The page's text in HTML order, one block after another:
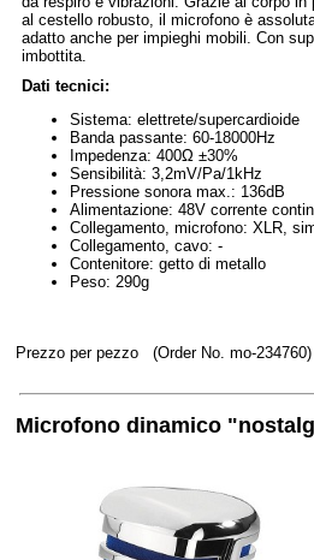
al cestello robusto, il microfono è
adatto anche per impieghi mobili. Con
imbottita.
Dati tecnici:
Sistema: elettrete/supercardioide
Banda passante: 60-18000Hz
Impedenza: 400Ω ±30%
Sensibilità: 3,2mV/Pa/1kHz
Pressione sonora max.: 136dB
Alimentazione: 48V corrente
Collegamento, microfono: XLR,
Collegamento, cavo: -
Contenitore: getto di metallo
Peso: 290g
Prezzo per pezzo (Order No. mo-234760)
Microfono dinamico